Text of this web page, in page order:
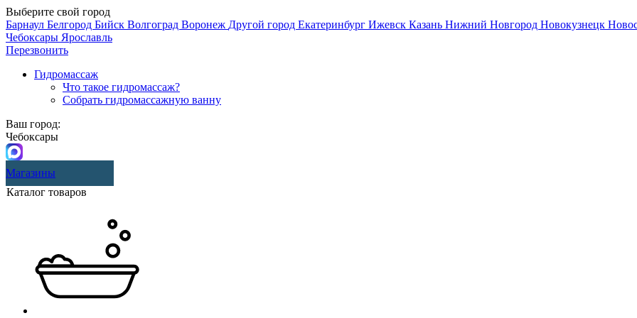
Выберите свой город
Барнаул Белгород Бийск Волгоград Воронеж Другой город Екатеринбург Ижевск Казань Нижний Новгород Новокузнецк
Чебоксары Ярославль
Перезвонить
Гидромассаж
Что такое гидромассаж?
Собрать гидромассажную ванну
Ваш город:
Чебоксары
Магазины
Каталог товаров